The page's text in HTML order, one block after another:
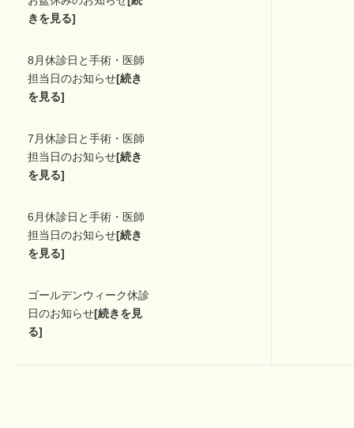
きを見る]
8月休診日と手術・医師
担当日のお知らせ[続き
を見る]
7月休診日と手術・医師
担当日のお知らせ[続き
を見る]
6月休診日と手術・医師
担当日のお知らせ[続き
を見る]
ゴールデンウィーク休診
日のお知らせ[続きを見
る]